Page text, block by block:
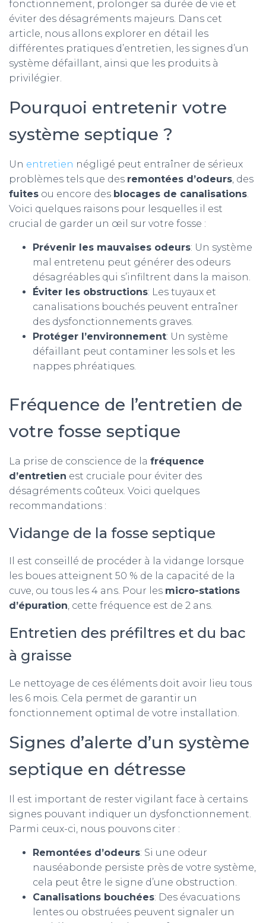
fonctionnement, prolonger sa durée de vie et
éviter des désagréments majeurs. Dans cet
article, nous allons explorer en détail les
différentes pratiques d’entretien, les signes d’un
système défaillant, ainsi que les produits à
privilégier.
Pourquoi entretenir votre
système septique ?
Un entretien négligé peut entraîner de sérieux
problèmes tels que des remontées d’odeurs, des
fuites ou encore des blocages de canalisations.
Voici quelques raisons pour lesquelles il est
crucial de garder un œil sur votre fosse :
Prévenir les mauvaises odeurs: Un système
mal entretenu peut générer des odeurs
désagréables qui s’infiltrent dans la maison.
Éviter les obstructions: Les tuyaux et
canalisations bouchés peuvent entraîner
des dysfonctionnements graves.
Protéger l’environnement: Un système
défaillant peut contaminer les sols et les
nappes phréatiques.
Fréquence de l’entretien de
votre fosse septique
La prise de conscience de la fréquence
d’entretien est cruciale pour éviter des
désagréments coûteux. Voici quelques
recommandations :
Vidange de la fosse septique
Il est conseillé de procéder à la vidange lorsque
les boues atteignent 50 % de la capacité de la
cuve, ou tous les 4 ans. Pour les micro-stations
d’épuration, cette fréquence est de 2 ans.
Entretien des préfiltres et du bac
à graisse
Le nettoyage de ces éléments doit avoir lieu tous
les 6 mois. Cela permet de garantir un
fonctionnement optimal de votre installation.
Signes d’alerte d’un système
septique en détresse
Il est important de rester vigilant face à certains
signes pouvant indiquer un dysfonctionnement.
Parmi ceux-ci, nous pouvons citer :
Remontées d’odeurs: Si une odeur
nauséabonde persiste près de votre système,
cela peut être le signe d’une obstruction.
Canalisations bouchées: Des évacuations
lentes ou obstruées peuvent signaler un